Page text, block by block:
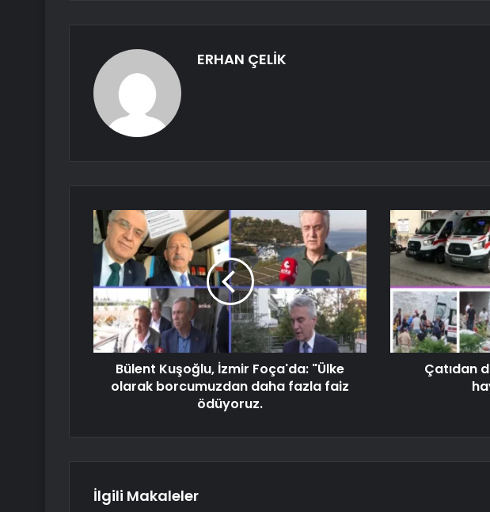
ERHAN ÇELİK
Bülent Kuşoğlu, İzmir Foça'da: "Ülke
olarak borcumuzdan daha fazla faiz
ödüyoruz.
Çatıdan
İlgili Makaleler